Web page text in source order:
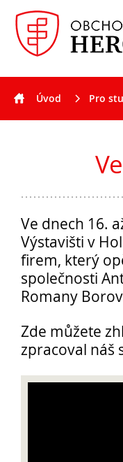
Aktuality
Úvod Pro
Ve dnech 16.
Výstavišti v
firem, který
společnosti
Romany
Zde můžete
zpracoval náš